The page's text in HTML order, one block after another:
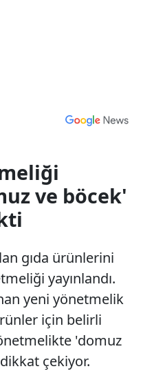
ve böcek'
gıda ürünlerini
yayınlandı.
yeni yönetmelik
için belirli
'domuz
çekiyor.